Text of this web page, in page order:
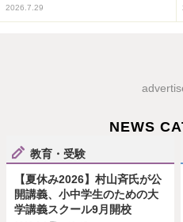
2026.7.29
NEWS
教育・受験
【夏休み2026】村山斉氏が公
開講義、小中学生のための大
学講義スクール9月開校